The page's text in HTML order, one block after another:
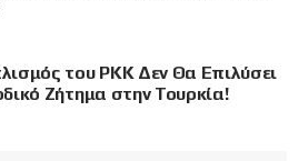
του PKK Δεν Θα Επιλύσει
Ζήτημα στην Τουρκία!